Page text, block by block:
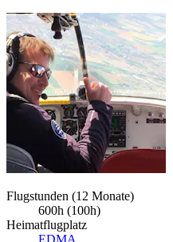
Flugstunden (12 Monate)
600h (100h)
Heimatflugplatz
EDMA